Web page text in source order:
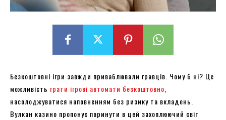
Безкоштовні ігри завжди приваблювали гравців. Чому б ні? Це
можливість грати ігрові автомати безкоштовно
насолоджуватися наповненням без ризику та вкладень.
Вулкан казино пропонує поринути в цей захоплюючий світ